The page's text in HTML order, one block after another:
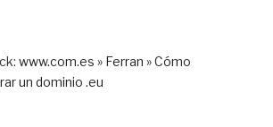
www.com.es » Ferran » Cómo
un dominio .eu